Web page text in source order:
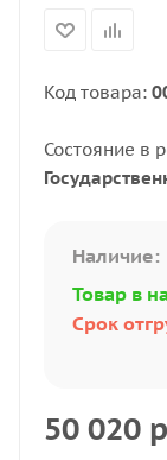
Код товара:
Состояние в
Наличие:
Товар в
Срок
50 020